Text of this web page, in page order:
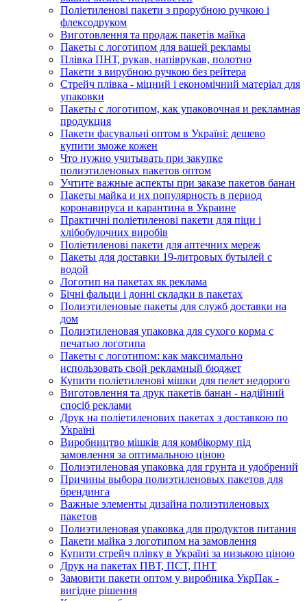
Поліетиленові пакети з прорубною ручкою і
флексодруком
Виготовлення та продаж пакетів майка
Пакеты с логотипом для вашей рекламы
Плівка ПНТ, рукав, напіврукав, полотно
Пакети з вирубною ручкою без рейтера
Стрейч плівка - міцний і економічний матеріал для
упаковки
Пакеты с логотипом, как упаковочная и рекламная
продукция
Пакети фасувальні оптом в Україні: дешево
купити зможе кожен
Что нужно учитывать при закупке
полиэтиленовых пакетов оптом
Учтите важные аспекты при заказе пакетов банан
Пакеты майка и их популярность в период
коронавируса и карантина в Украине
Практичні поліетиленові пакети для піци і
хлібобулочних виробів
Поліетиленові пакети для аптечних мереж
Пакеты для доставки 19-литровых бутылей с
водой
Логотип на пакетах як реклама
Бічні фальци і донні складки в пакетах
Полиэтиленовые пакеты для служб доставки на
дом
Полиэтиленовая упаковка для сухого корма с
печатью логотипа
Пакеты с логотипом: как максимально
использовать свой рекламный бюджет
Купити поліетиленові мішки для пелет недорого
Виготовлення та друк пакетів банан - надійний
спосіб реклами
Друк на поліетиленових пакетах з доставкою по
Україні
Виробництво мішків для комбікорму під
замовлення за оптимальною ціною
Полиэтиленовая упаковка для грунта и удобрений
Причины выбора полиэтиленовых пакетов для
брендинга
Важные элементы дизайна полиэтиленовых
пакетов
Полиэтиленовая упаковка для продуктов питания
Пакети майка з логотипом на замовлення
Купити стрейч плівку в Україні за низькою ціною
Друк на пакетах ПВТ, ПСТ, ПНТ
Замовити пакети оптом у виробника УкрПак -
вигідне рішення